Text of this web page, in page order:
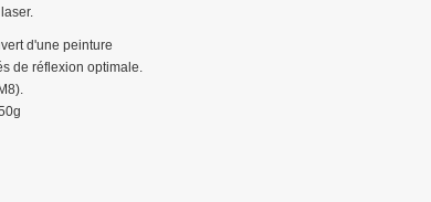
d'une peinture
de réflexion optimale.